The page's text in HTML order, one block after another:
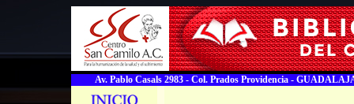
Av. Pablo Casals 2983 - Col. Prados Providencia -